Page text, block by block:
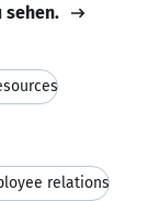
sehen.
relations